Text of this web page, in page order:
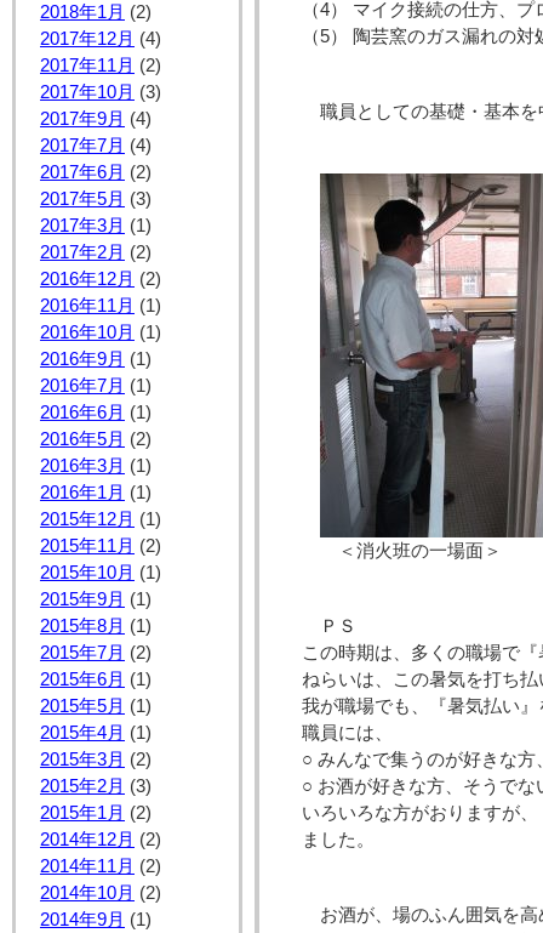
2018年1月 (2)
2017年12月 (4)
2017年11月 (2)
2017年10月 (3)
2017年9月 (4)
2017年7月 (4)
2017年6月 (2)
2017年5月 (3)
2017年3月 (1)
2017年2月 (2)
2016年12月 (2)
2016年11月 (1)
2016年10月 (1)
2016年9月 (1)
2016年7月 (1)
2016年6月 (1)
2016年5月 (2)
2016年3月 (1)
2016年1月 (1)
2015年12月 (1)
2015年11月 (2)
2015年10月 (1)
2015年9月 (1)
2015年8月 (1)
2015年7月 (2)
2015年6月 (1)
2015年5月 (1)
2015年4月 (1)
2015年3月 (2)
2015年2月 (3)
2015年1月 (2)
2014年12月 (2)
2014年11月 (2)
2014年10月 (2)
2014年9月 (1)
（4） マイク接続の仕方、
（5） 陶芸窯のガス漏れ
職員としての基礎・基本
＜消火班の一場面＞
ＰＳ
この時期は、多くの職場で
ねらいは、この暑気を打ち
我が職場でも、『暑気払い
職員には、
○ みんなで集うのが好きな方
○ お酒が好きな方、そうでな
いろいろな方がおりますが
ました。
お酒が、場のふん囲気を